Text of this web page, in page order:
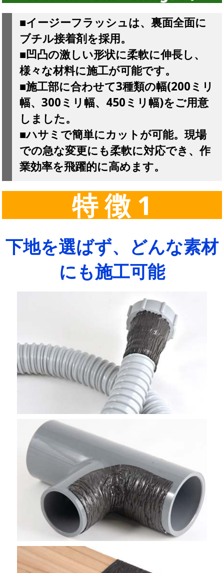
■イージーフラッシュは、裏面全面に
ブチル接着剤を採用。
■凹凸の激しい形状に柔軟に伸長し、
様々な材料に施工が可能です。
■施工部に合わせて3種類の幅(200ミリ
幅、300ミリ幅、450ミリ幅)をご用意
しました。
■ハサミで簡単にカットが可能。現場
での急な変更にも柔軟に対応でき、作
業効率を飛躍的に高めます。
特 徴 1
下地を選ばず、どんな素材
にも施工可能